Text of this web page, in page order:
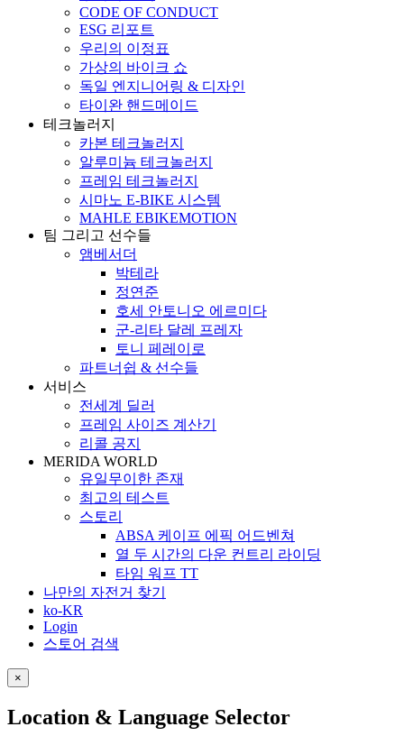
CODE OF CONDUCT
ESG 리포트
우리의 이정표
가상의 바이크 쇼
독일 엔지니어링 & 디자인
타이완 핸드메이드
테크놀러지
카본 테크놀러지
알루미늄 테크놀러지
프레임 테크놀러지
시마노 E-BIKE 시스템
MAHLE EBIKEMOTION
팀 그리고 선수들
앰베서더
박테라
정연준
호세 안토니오 에르미다
군-리타 달레 프레자
토니 페레이로
파트너쉽 & 선수들
서비스
전세계 딜러
프레임 사이즈 계산기
리콜 공지
MERIDA WORLD
유일무이한 존재
최고의 테스트
스토리
ABSA 케이프 에픽 어드벤쳐
열 두 시간의 다운 컨트리 라이딩
타임 워프 TT
나만의 자전거 찾기
ko-KR
Login
스토어 검색
×
Location & Language Selector